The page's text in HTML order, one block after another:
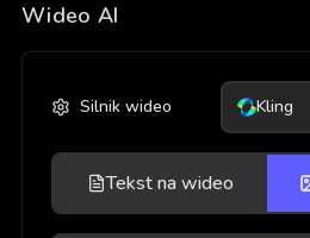
Wideo AI
Silnik wideo Kling
Tekst na wideo